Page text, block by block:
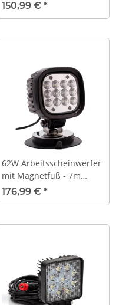
150,99 € *
62W Arbeitsscheinwerfer
mit Magnetfuß - 7m
Anschlusskabel
176,99 € *